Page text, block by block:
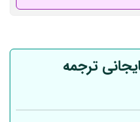
ترجمه